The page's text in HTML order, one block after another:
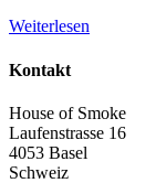
Weiterlesen
Kontakt
House of Smoke
Laufenstrasse 16
4053 Basel
Schweiz